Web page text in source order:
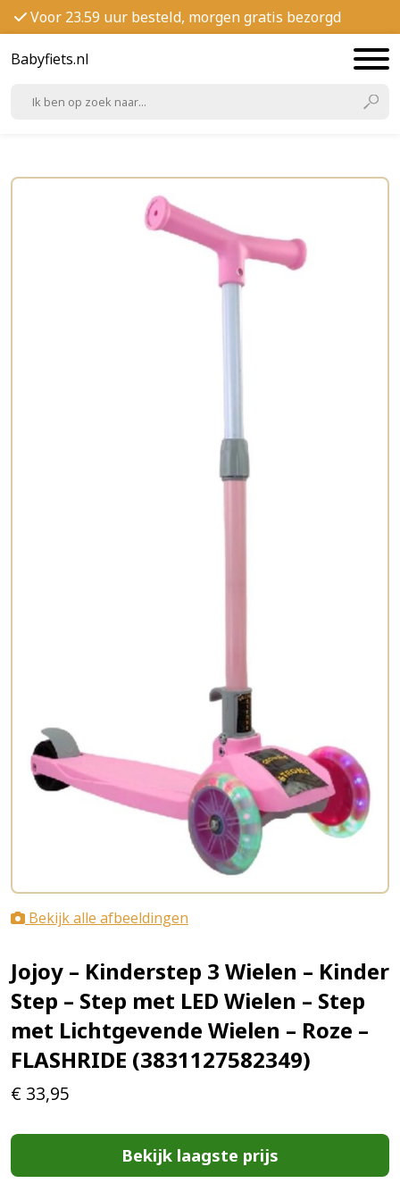
Voor 23.59 uur besteld, morgen gratis bezorgd
Babyfiets.nl
Bekijk alle afbeeldingen
Jojoy – Kinderstep 3 Wielen – Kinder
Step – Step met LED Wielen – Step
met Lichtgevende Wielen – Roze –
FLASHRIDE (3831127582349)
€ 33,95
Bekijk laagste prijs